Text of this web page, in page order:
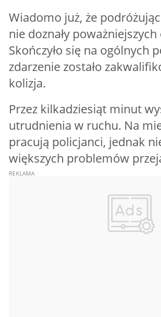
Wiadomo już, że
nie doznały poważniejszych
Skończyło się na ogólnych
zdarzenie zostało
kolizja.
Przez kilkadziesiąt minut
utrudnienia w ruchu. Na
pracują policjanci, jednak
większych problemów